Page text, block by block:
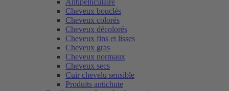
Antipelliculaire
Cheveux bouclés
Cheveux colorés
Cheveux décolorés
Cheveux fins et lisses
Cheveux gras
Cheveux normaux
Cheveux secs
Cuir chevelu sensible
Produits antichute